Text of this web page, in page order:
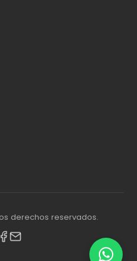
derechos reservados.